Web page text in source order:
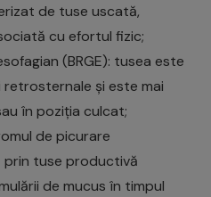
de tuse uscată,
cu efortul fizic;
(BRGE): tusea este
și este mai
în poziția culcat;
de picurare
prin tuse productivă
de mucus în timpul